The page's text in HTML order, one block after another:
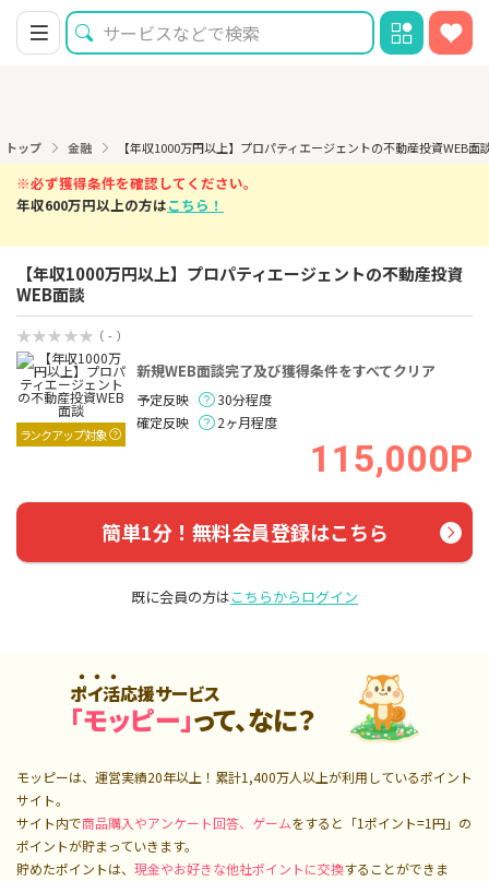
トップ 金融 【年収1000万円以上】プロパティエージェントの不動産投資WEB面
※必ず獲得条件を確認してください。
年収600万円以上の方はこちら！
【年収1000万円以上】プロパティエージェントの不動産投資
WEB面談
（ - ）
ランクアップ対象
新規WEB面談完了及び獲得条件をすべてクリア
予定反映
30分程度
確定反映
2ヶ月程度
115,000P
簡単1分！無料会員登録はこちら
既に会員の方はこちらからログイン
ポイ活応援サービス
「モッピー」って、なに？
モッピーは、運営実績20年以上！累計1,400万人以上が利用しているポイント
サイト。
サイト内で商品購入やアンケート回答、ゲームをすると「1ポイント=1円」の
ポイントが貯まっていきます。
貯めたポイントは、 現金やお好きな他社ポイントに交換することができま